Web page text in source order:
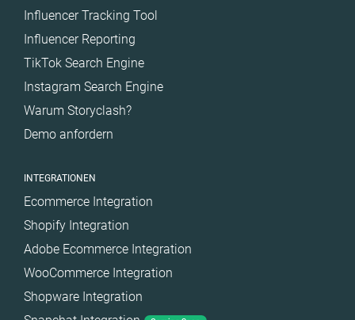
Influencer Tracking Tool
Influencer Reporting
TikTok Search Engine
Instagram Search Engine
Warum Storyclash?
Demo anfordern
INTEGRATIONEN
Ecommerce Integration
Shopify Integration
Adobe Ecommerce Integration
WooCommerce Integration
Shopware Integration